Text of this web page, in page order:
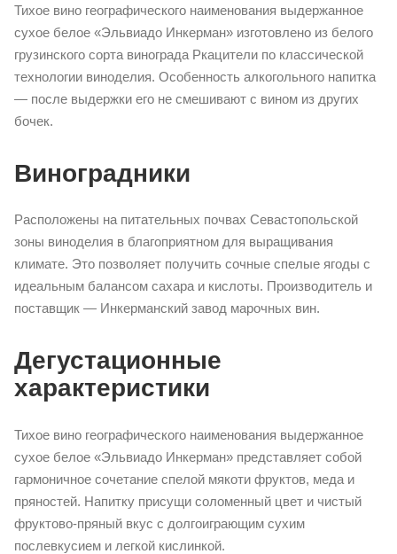
Тихое вино географического наименования выдержанное
сухое белое «Эльвиадо Инкерман» изготовлено из белого
грузинского сорта винограда Ркацители по классической
технологии виноделия. Особенность алкогольного напитка
— после выдержки его не смешивают с вином из других
бочек.
Виноградники
Расположены на питательных почвах Севастопольской
зоны виноделия в благоприятном для выращивания
климате. Это позволяет получить сочные спелые ягоды с
идеальным балансом сахара и кислоты. Производитель и
поставщик — Инкерманский завод марочных вин.
Дегустационные
характеристики
Тихое вино географического наименования выдержанное
сухое белое «Эльвиадо Инкерман» представляет собой
гармоничное сочетание спелой мякоти фруктов, меда и
пряностей. Напитку присущи соломенный цвет и чистый
фруктово-пряный вкус с долгоиграющим сухим
послевкусием и легкой кислинкой.